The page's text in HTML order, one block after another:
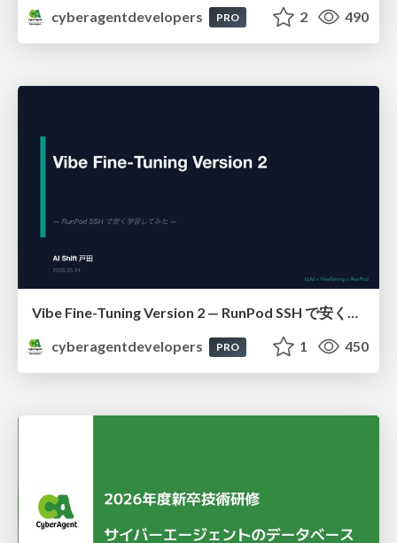
cyberagentdevelopers
PRO 2 490
Vibe Fine-Tuning Version 2 — RunPod SSH で安く学習してみた
cyberagentdevelopers
PRO 1 450